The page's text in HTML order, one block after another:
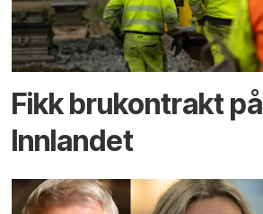
Fikk brukontrakt på
Innlandet